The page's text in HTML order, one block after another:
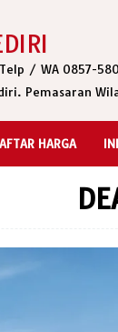
Telp / WA 0857-
Pemasaran
HARGA